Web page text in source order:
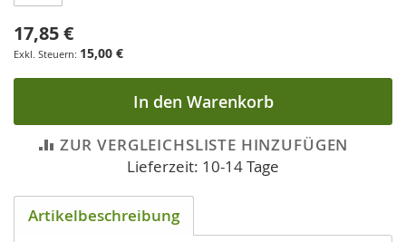
17,85 €
15,00 €
In den Warenkorb
ZUR VERGLEICHSLISTE HINZUFÜGEN
Lieferzeit: 10-14 Tage
Artikelbeschreibung